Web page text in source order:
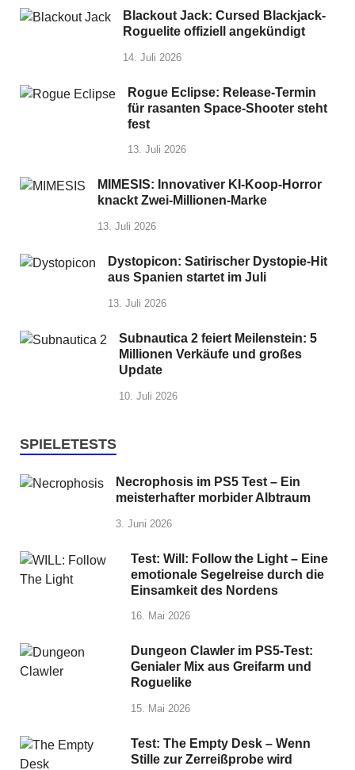
Blackout Jack: Cursed Blackjack-
Roguelite offiziell angekündigt
14. Juli 2026
Rogue Eclipse: Release-Termin
für rasanten Space-Shooter steht
fest
13. Juli 2026
MIMESIS: Innovativer KI-Koop-Horror
knackt Zwei-Millionen-Marke
13. Juli 2026
Dystopicon: Satirischer Dystopie-Hit
aus Spanien startet im Juli
13. Juli 2026
Subnautica 2 feiert Meilenstein: 5
Millionen Verkäufe und großes
Update
10. Juli 2026
SPIELETESTS
Necrophosis im PS5 Test – Ein
meisterhafter morbider Albtraum
3. Juni 2026
Test: Will: Follow the Light – Eine
emotionale Segelreise durch die
Einsamkeit des Nordens
16. Mai 2026
Dungeon Clawler im PS5-Test:
Genialer Mix aus Greifarm und
Roguelike
15. Mai 2026
Test: The Empty Desk – Wenn
Stille zur Zerreißprobe wird